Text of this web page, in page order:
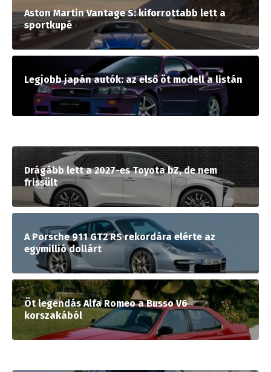
Aston Martin Vantage S: kiforrottabb lett a
sportkupé
Legjobb japán autók: az első öt modell a listán
Drágább lett a 2027-es Toyota bZ, de nem
frissült
A Porsche 911 GT2 RS rekordára elérte az
egymillió dollárt
Öt legendás Alfa Romeo a Busso V6
korszakából